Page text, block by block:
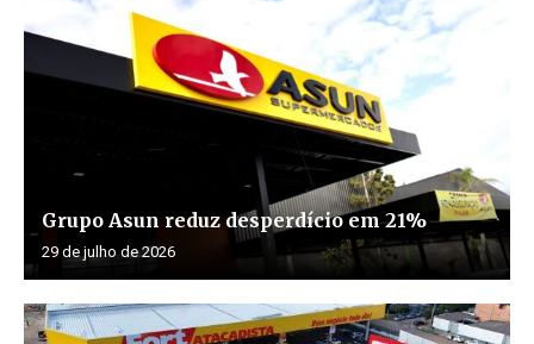
Grupo Asun reduz desperdício em 21%
29 de julho de 2026